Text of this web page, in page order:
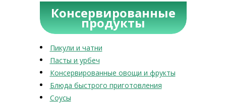
Консервированные
продукты
Пикули и чатни
Пасты и урбеч
Консервированные овощи и фрукты
Блюда быстрого приготовления
Соусы